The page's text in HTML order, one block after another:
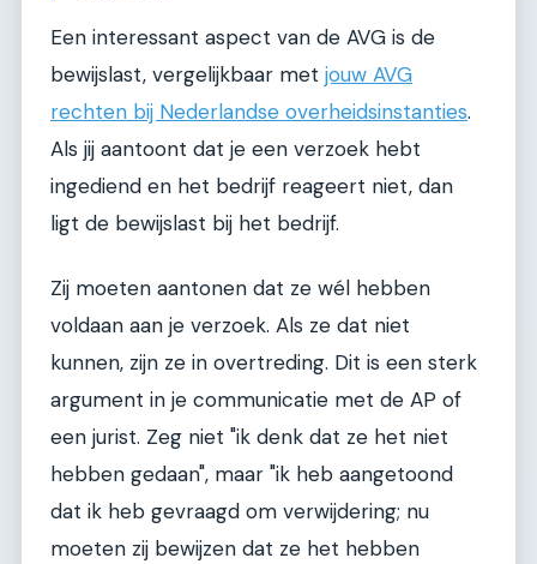
Een interessant aspect van de AVG is de
bewijslast, vergelijkbaar met jouw AVG
rechten bij Nederlandse overheidsinstanties.
Als jij aantoont dat je een verzoek hebt
ingediend en het bedrijf reageert niet, dan
ligt de bewijslast bij het bedrijf.
Zij moeten aantonen dat ze wél hebben
voldaan aan je verzoek. Als ze dat niet
kunnen, zijn ze in overtreding. Dit is een sterk
argument in je communicatie met de AP of
een jurist. Zeg niet "ik denk dat ze het niet
hebben gedaan", maar "ik heb aangetoond
dat ik heb gevraagd om verwijdering; nu
moeten zij bewijzen dat ze het hebben